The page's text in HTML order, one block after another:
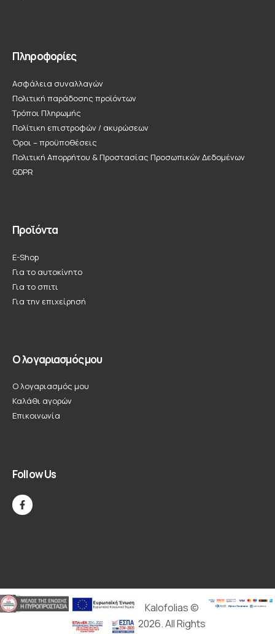
Πληροφορίες
Ασφάλεια συναλλαγών
Πολιτική παράδοσης προϊόντων
Τρόποι Πληρωμής
Πολίτικη επιστροφών / ακυρώσεων
Όροι – προϋποθέσεις
Πολιτική Απορρήτου & Προστασίας Προσωπικών Δεδομένων
GDPR
Προϊόντα
E-Shop
Για το αυτοκίνητο
Για το σπιτι
Για την επιχείρησή
Ο λογαριασμός μου
Ο λογαριασμός μου
Καλάθι αγορών
Επικοινωνία
Follow Us
Kalofolias ©
2026. All Rights